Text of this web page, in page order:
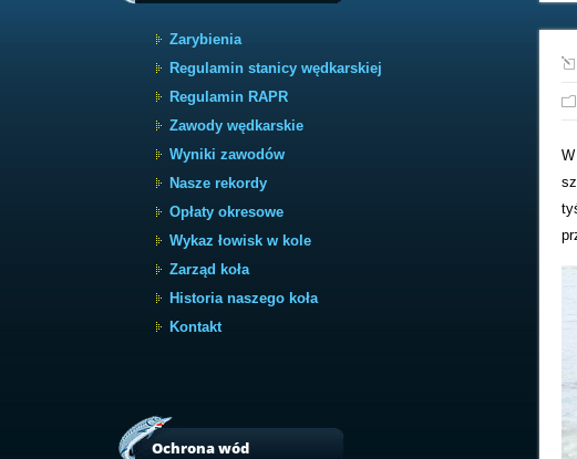
Zarybienia
Regulamin stanicy wędkarskiej
Regulamin RAPR
Zawody wędkarskie
Wyniki zawodów
Nasze rekordy
Opłaty okresowe
Wykaz łowisk w kole
Zarząd koła
Historia naszego koła
Kontakt
Ochrona wód